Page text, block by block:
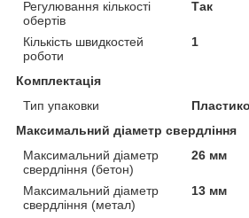
Регулювання кількості
обертів
Так
Кількість швидкостей
роботи
1
Комплектація
Тип упаковки
Максимальний діаметр свердління
Максимальний діаметр
свердління (бетон)
26 мм
Максимальний діаметр
свердління (метал)
13 мм